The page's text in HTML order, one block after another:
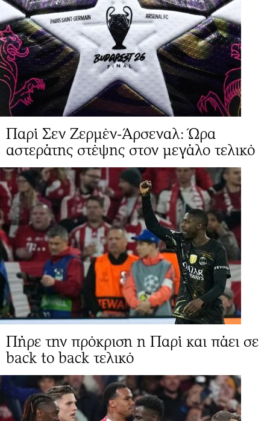
Παρί Σεν Ζερμέν-Άρσεναλ: Ώρα
αστεράτης στέψης στον μεγάλο τελικό
Πήρε την πρόκριση η Παρί και πάει σε
back to back τελικό